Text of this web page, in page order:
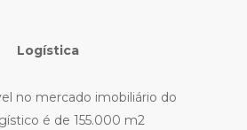
Logística
no mercado imobiliário do
é de 155.000 m2